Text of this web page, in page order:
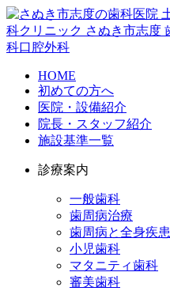
HOME
初めての方へ
医院・設備紹介
院長・スタッフ紹介
施設基準一覧
診療案内
一般歯科
歯周病治療
歯周病と全身疾患
小児歯科
マタニティ歯科
審美歯科